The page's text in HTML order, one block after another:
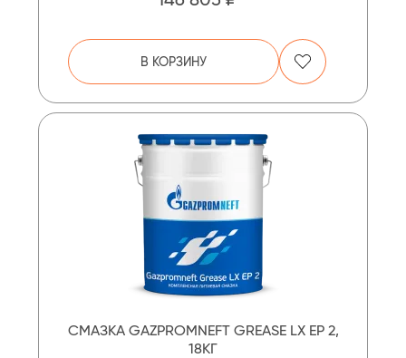
В КОРЗИНУ
СМАЗКА GAZPROMNEFT GREASE LX EP 2,
18КГ